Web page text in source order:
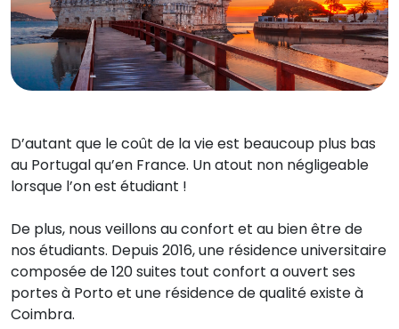
D’autant que le coût de la vie est beaucoup plus bas
au Portugal qu’en France. Un atout non négligeable
lorsque l’on est étudiant !
De plus, nous veillons au confort et au bien être de
nos étudiants. Depuis 2016, une résidence universitaire
composée de 120 suites tout confort a ouvert ses
portes à Porto et une résidence de qualité existe à
Coimbra.